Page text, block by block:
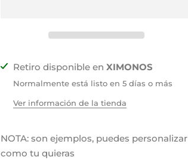
Retiro disponible en XIMONOS
Normalmente está listo en 5 días o más
Ver información de la tienda
NOTA: son ejemplos, puedes personalizar
como tu quieras